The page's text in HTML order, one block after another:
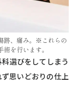
跡、痛み。※これらの
を行います。
選びをしてしまう
思いどおりの仕上